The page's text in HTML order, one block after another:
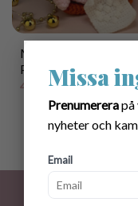
Missa
Prenumererapå
nyheter och
Email
Mönster Virkande
Pingvin
40.00kr